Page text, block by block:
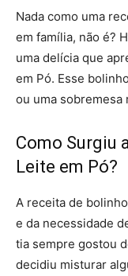
Nada como uma
em família, não é?
uma delícia que
em Pó. Esse
ou uma sobremesa
Como Surgiu
Leite em Pó?
A receita de
e da necessidade
tia sempre gostou
decidiu misturar